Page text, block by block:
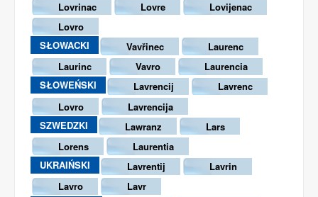
Lovrinac
Lovre
Lovijenac
Lovro
SŁOWACKI
Vavřinec
Laurenc
Laurinc
Vavro
Laurencia
SŁOWEŃSKI
Lavrencij
Lavrenc
Lovro
Lavrencija
SZWEDZKI
Lawranz
Lars
Lorens
Laurentia
UKRAIŃSKI
Lavrentij
Lavrin
Lavro
Lavr